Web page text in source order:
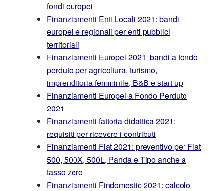
fondi europei
Finanziamenti Enti Locali 2021: bandi
europei e regionali per enti pubblici
territoriali
Finanziamenti Europei 2021: bandi a fondo
perduto per agricoltura, turismo,
imprenditoria femminile, B&B e start up
Finanziamenti Europei a Fondo Perduto
2021
Finanziamenti fattoria didattica 2021:
requisiti per ricevere i contributi
Finanziamenti Fiat 2021: preventivo per Fiat
500, 500X, 500L, Panda e Tipo anche a
tasso zero
Finanziamenti Findomestic 2021: calcolo